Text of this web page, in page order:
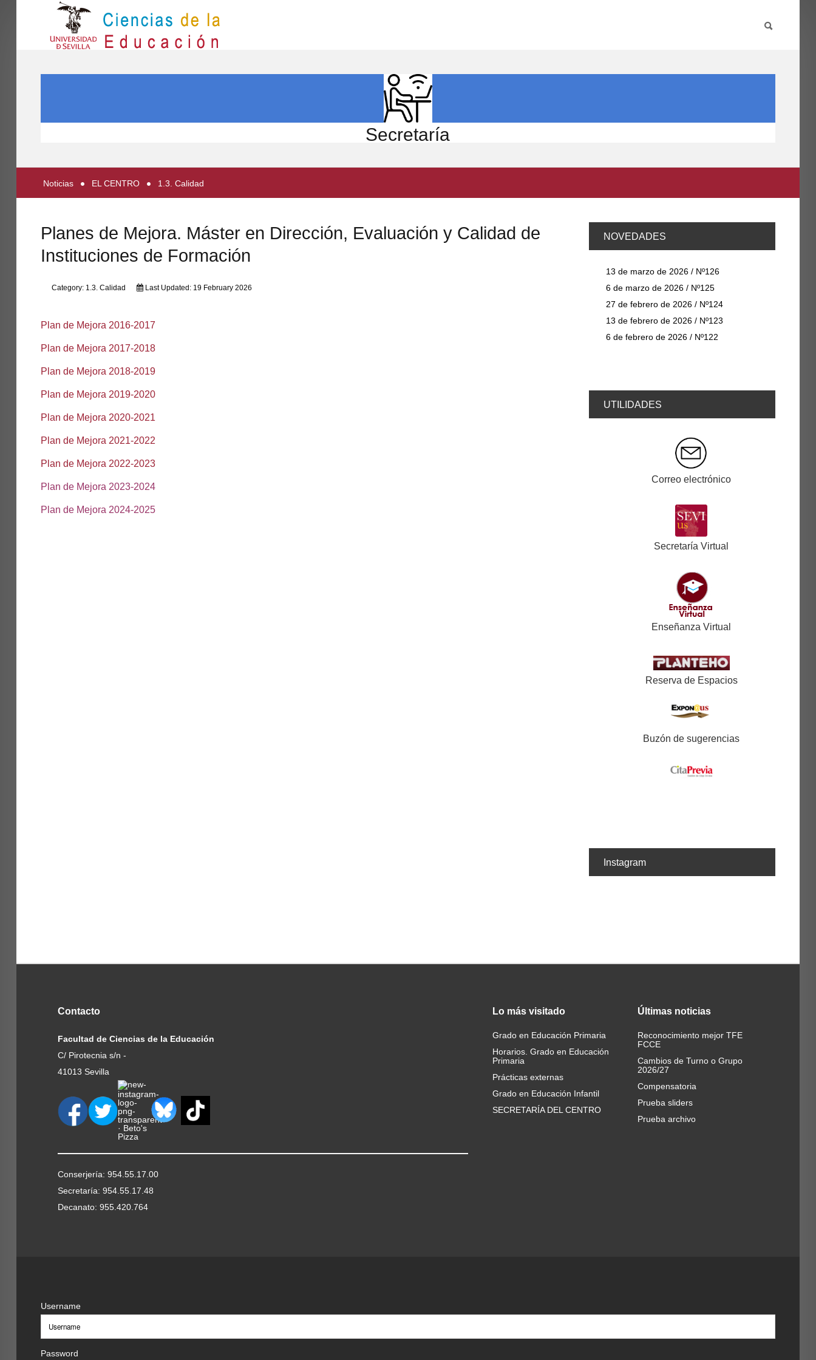
PARTICIPA
Secretaría
Noticias EL CENTRO 1.3. Calidad
Planes de Mejora. Máster en Dirección, Evaluación y Calidad de
Instituciones de Formación
Category: 1.3. Calidad Last Updated: 19 February 2026
Plan de Mejora 2016-2017
Plan de Mejora 2017-2018
Plan de Mejora 2018-2019
Plan de Mejora 2019-2020
Plan de Mejora 2020-2021
Plan de Mejora 2021-2022
Plan de Mejora 2022-2023
Plan de Mejora 2023-2024
Plan de Mejora 2024-2025
NOVEDADES
13 de marzo de 2026 / Nº126
6 de marzo de 2026 / Nº125
27 de febrero de 2026 / Nº124
13 de febrero de 2026 / Nº123
6 de febrero de 2026 / Nº122
UTILIDADES
Correo electrónico
Secretaría Virtual
Enseñanza Virtual
Reserva de Espacios
Buzón de sugerencias
Instagram
Contacto
Facultad de Ciencias de la Educación
C/ Pirotecnia s/n -
41013 Sevilla
Conserjería: 954.55.17.00
Secretaría: 954.55.17.48
Decanato: 955.420.764
Lo más visitado
Grado en Educación Primaria
Horarios. Grado en Educación
Primaria
Prácticas externas
Grado en Educación Infantil
SECRETARÍA DEL CENTRO
Últimas noticias
Reconocimiento mejor TFE
FCCE
Cambios de Turno o Grupo
2026/27
Compensatoria
Prueba sliders
Prueba archivo
Username
Password